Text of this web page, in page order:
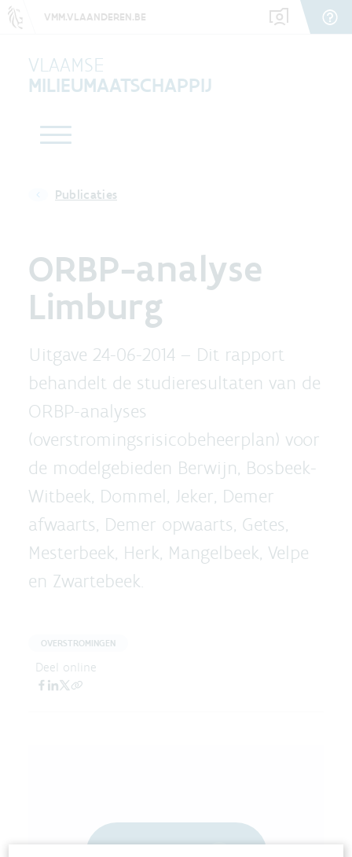
VMM.VLAANDEREN.BE
VLAAMSE
MILIEUMAATSCHAPPIJ
Publicaties
ORBP-analyse
Limburg
Uitgave 24-06-2014 – Dit rapport
behandelt de studieresultaten van de
ORBP-analyses
(overstromingsrisicobeheerplan) voor
de modelgebieden Berwijn, Bosbeek-
Witbeek, Dommel, Jeker, Demer
afwaarts, Demer opwaarts, Getes,
Mesterbeek, Herk, Mangelbeek, Velpe
en Zwartebeek.
OVERSTROMINGEN
Deel online